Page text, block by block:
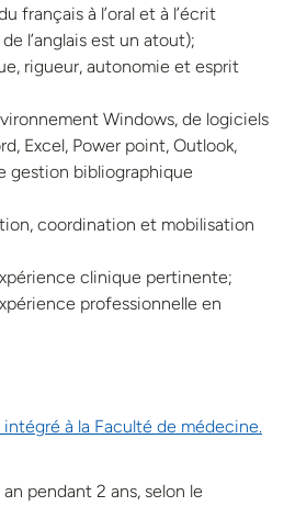
français à l’oral et à l’écrit
l’anglais est un atout);
rigueur, autonomie et esprit
Windows, de logiciels
Excel, Power point, Outlook,
gestion bibliographique
coordination et mobilisation
clinique pertinente;
professionnelle en
à la Faculté de médecine.
pendant 2 ans, selon le